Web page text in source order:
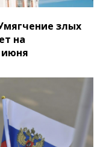
злых
на
июня